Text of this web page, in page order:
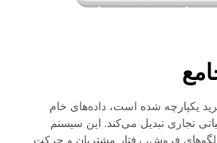
یکپارچه شده است، داده‌های خام
تجاری تبدیل می‌کند. این سیستم
فروش، رفتار مشتریان و حرکت